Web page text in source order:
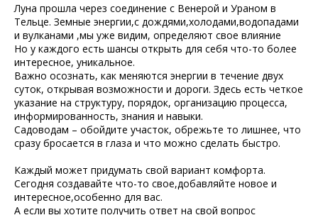
Луна прошла через соединение с Венерой и Ураном в
Тельце. Земные энергии,с дождями,холодами,водопадами
и вулканами ,мы уже видим, определяют свое влияние
Но у каждого есть шансы открыть для себя что-то более
интересное, уникальное.
Важно осознать, как меняются энергии в течение двух
суток, открывая возможности и дороги. Здесь есть четкое
указание на структуру, порядок, организацию процесса,
информированность, знания и навыки.
Садоводам – обойдите участок, обрежьте то лишнее, что
сразу бросается в глаза и что можно сделать быстро.
Каждый может придумать свой вариант комфорта.
Сегодня создавайте что-то свое,добавляйте новое и
интересное,особенно для вас.
А если вы хотите получить ответ на свой вопрос